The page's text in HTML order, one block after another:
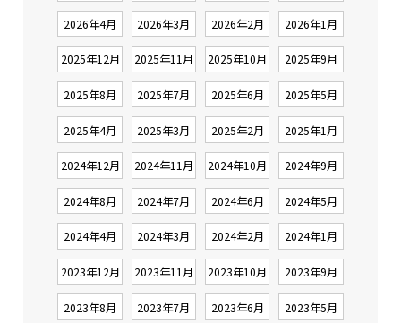
2026年4月 2026年3月 2026年2月 2026年1月
2025年12月 2025年11月 2025年10月 2025年9月
2025年8月 2025年7月 2025年6月 2025年5月
2025年4月 2025年3月 2025年2月 2025年1月
2024年12月 2024年11月 2024年10月 2024年9月
2024年8月 2024年7月 2024年6月 2024年5月
2024年4月 2024年3月 2024年2月 2024年1月
2023年12月 2023年11月 2023年10月 2023年9月
2023年8月 2023年7月 2023年6月 2023年5月